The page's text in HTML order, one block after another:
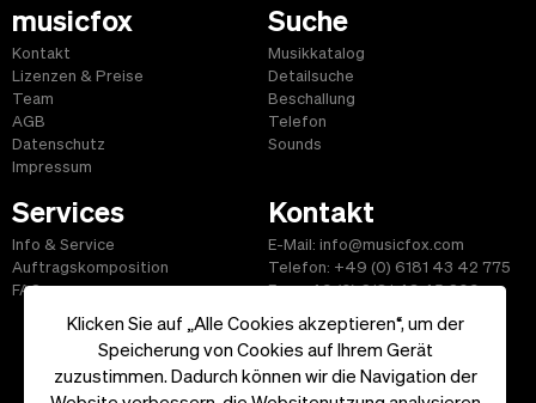
Klicken Sie auf „Alle Cookies akzeptieren“, um der
Speicherung von Cookies auf Ihrem Gerät
zuzustimmen. Dadurch können wir die Navigation der
musicfox
Kontakt
Lizenzen & Preise
Team
AGB
Datenschutz
Impressum
Suche
Musikkatalog
Detailsuche
Beschallung
Telefon
Sounds
Services
Info & Service
Auftragskomposition
FAQ
Kontakt
E-Mail: info@musicfox.com
Telefon: +49 (0) 6181 43 42 775
Fax: +49 (0) 6181 43 45 609